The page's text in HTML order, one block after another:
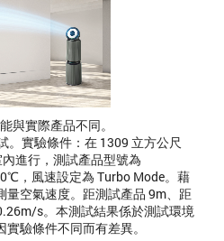
與實際產品不同。
。實驗條件：在 1309 立方公尺
內進行，測試產品型號為
，風速設定為 Turbo Mode。藉
量空氣速度。距測試產品 9m、距
s。本測試結果係於測試環境
驗條件不同而有差異。